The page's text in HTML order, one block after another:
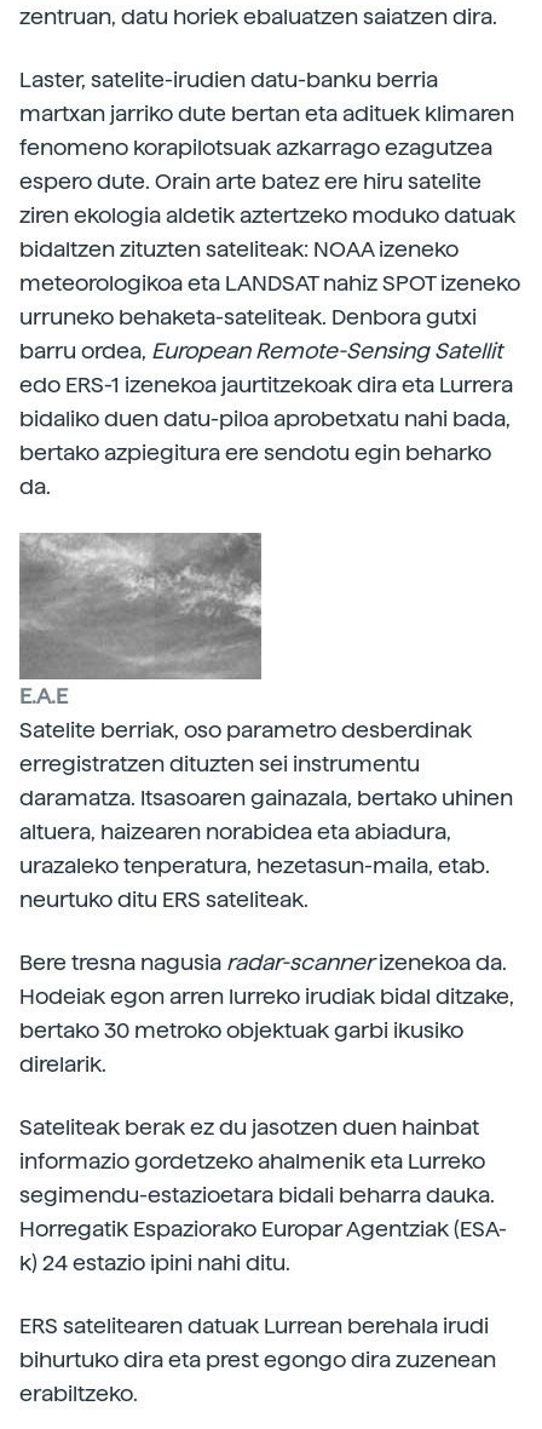
zentruan, datu horiek ebaluatzen saiatzen dira.
Laster, satelite-irudien datu-banku berria
martxan jarriko dute bertan eta adituek klimaren
fenomeno korapilotsuak azkarrago ezagutzea
espero dute. Orain arte batez ere hiru satelite
ziren ekologia aldetik aztertzeko moduko datuak
bidaltzen zituzten sateliteak: NOAA izeneko
meteorologikoa eta LANDSAT nahiz SPOT izeneko
urruneko behaketa-sateliteak. Denbora gutxi
barru ordea, European Remote-Sensing Satellit
edo ERS-1 izenekoa jaurtitzekoak dira eta Lurrera
bidaliko duen datu-piloa aprobetxatu nahi bada,
bertako azpiegitura ere sendotu egin beharko
da.
E.A.E
Satelite berriak, oso parametro desberdinak
erregistratzen dituzten sei instrumentu
daramatza. Itsasoaren gainazala, bertako uhinen
altuera, haizearen norabidea eta abiadura,
urazaleko tenperatura, hezetasun-maila, etab.
neurtuko ditu ERS sateliteak.
Bere tresna nagusia radar-scannerizenekoa da.
Hodeiak egon arren lurreko irudiak bidal ditzake,
bertako 30 metroko objektuak garbi ikusiko
direlarik.
Sateliteak berak ez du jasotzen duen hainbat
informazio gordetzeko ahalmenik eta Lurreko
segimendu-estazioetara bidali beharra dauka.
Horregatik Espaziorako Europar Agentziak (ESA-
k) 24 estazio ipini nahi ditu.
ERS satelitearen datuak Lurrean berehala irudi
bihurtuko dira eta prest egongo dira zuzenean
erabiltzeko.